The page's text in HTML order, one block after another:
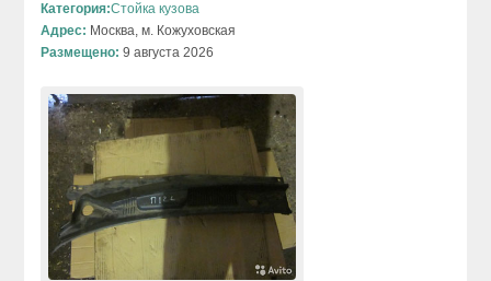
Категория:Стойка кузова
Адрес: Москва, м. Кожуховская
Размещено: 9 августа 2026